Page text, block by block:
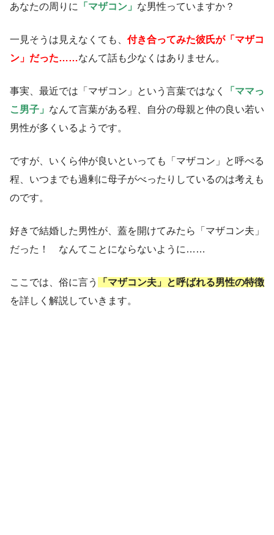
あなたの周りに 「マザコン」 な男性っていますか？
一見そうは見えなくても、 付き合ってみた彼氏が「マザコ
ン」だった……なんて話も少なくはありません。
事実、最近では「マザコン」という言葉ではなく
「ママっ
こ男子」 なんて言葉がある程、自分の母親と仲の良い若い
男性が多くいるようです。
ですが、いくら仲が良いといっても「マザコン」と呼べる
程、いつまでも過剰に母子がべったりしているのは考えも
のです。
好きで結婚した男性が、蓋を開けてみたら「マザコン夫」
だった！ なんてことにならないように……
ここでは、俗に言う
「マザコン夫」と呼ばれる男性の特徴
を詳しく解説していきます。